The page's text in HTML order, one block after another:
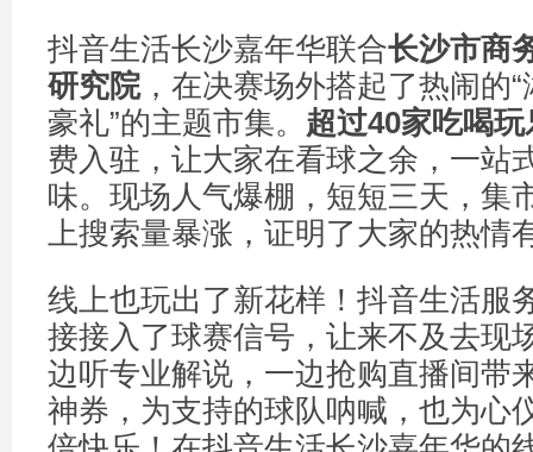
抖音生活长沙嘉年华联合长沙市商
研究院，在决赛场外搭起了热闹的
豪礼”的主题市集。 超过40家吃喝
费入驻，让大家在看球之余，一站
味。现场人气爆棚，短短三天，集
上搜索量暴涨，证明了大家的热情
线上也玩出了新花样！抖音生活服
接接入了球赛信号，让来不及去现
边听专业解说，一边抢购直播间带
神券，为支持的球队呐喊，也为心